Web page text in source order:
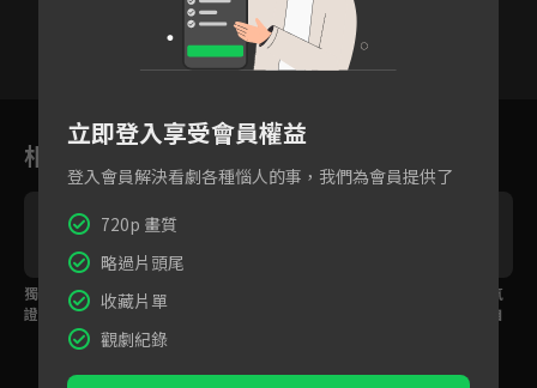
2 3
相關花絮
獨一無二的咖啡被認
證！林哲熹熊抱鳳小岳
「以後賴著你」
甜言蜜語、拉花攻勢氣
氛太好，林哲熹情不自
立即登入享受會員權益
登入會員解決看劇各種惱人的事，我們為會員提供了
720p 畫質
略過片頭尾
收藏片單
觀劇紀錄